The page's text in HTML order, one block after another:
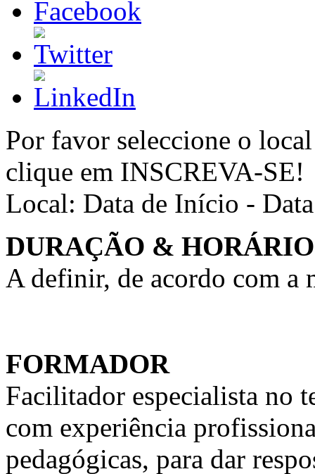
Por favor seleccione o
clique em INSCREVA-SE!
Local: Data de Início -
DURAÇÃO & HORÁRIO
A definir, de acordo com a
FORMADOR
Facilitador especialista no
com experiência
pedagógicas, para dar